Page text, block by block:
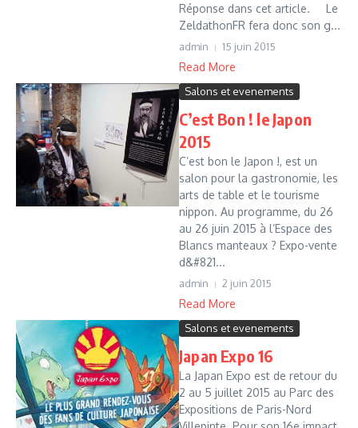
Réponse dans cet article. Le
ZeldathonFR fera donc son g...
admin 15 juin 2015
Read More
Salons et evenements
C’est Bon ! le Japon
2015
C’est bon le Japon !, est un
salon pour la gastronomie, les
arts de table et le tourisme
nippon. Au programme, du 26
au 26 juin 2015 à l’Espace des
Blancs manteaux ? Expo-vente
d&#821...
admin 2 juin 2015
Read More
Salons et evenements
Japan Expo 16
La Japan Expo est de retour du
2 au 5 juillet 2015 au Parc des
Expositions de Paris-Nord